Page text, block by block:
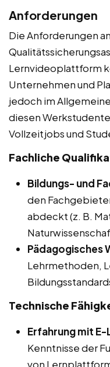
Anforderungen
Die Anforderungen an
Lernvideoplattform
Unternehmen und
jedoch im
diesen
Vollzeitjobs und
Fachliche
Bildungs- und
den
abdeckt (z. B.
Pädagogisches
Lehrmethoden,
Technische
Erfahrung mit
Kenntnisse der
von